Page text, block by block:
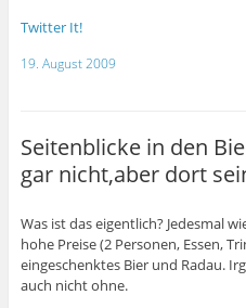
Twitter It!
19. August 2009
Seitenblicke in den
gar nicht,aber dort
Was ist das eigentlich? Jedesmal
hohe Preise (2 Personen, Essen,
eingeschenktes Bier und Radau.
auch nicht ohne.